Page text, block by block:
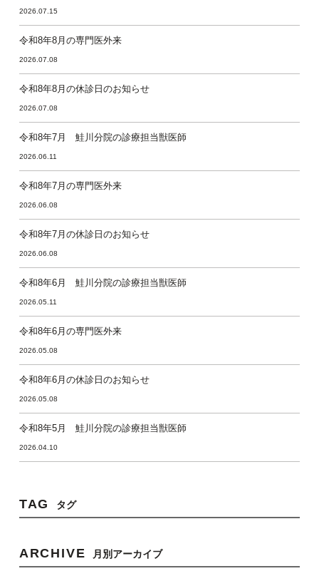
2026.07.15
令和8年8月の専門医外来
2026.07.08
令和8年8月の休診日のお知らせ
2026.07.08
令和8年7月 鮭川分院の診療担当獣医師
2026.06.11
令和8年7月の専門医外来
2026.06.08
令和8年7月の休診日のお知らせ
2026.06.08
令和8年6月 鮭川分院の診療担当獣医師
2026.05.11
令和8年6月の専門医外来
2026.05.08
令和8年6月の休診日のお知らせ
2026.05.08
令和8年5月 鮭川分院の診療担当獣医師
2026.04.10
TAG タグ
ARCHIVE 月別アーカイブ